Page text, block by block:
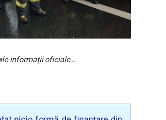
informații oficiale…